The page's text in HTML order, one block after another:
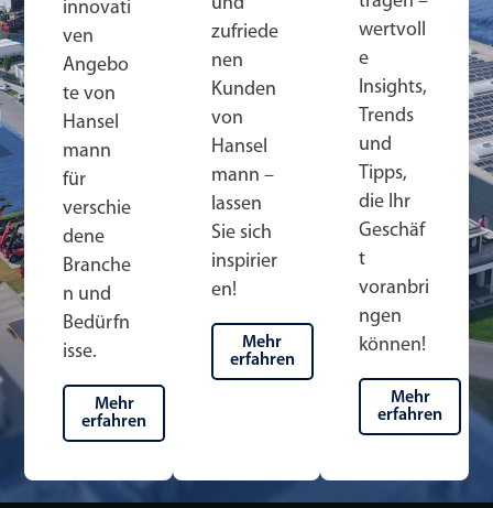
innovati
ven
Angebo
te von
Hansel
mann
für
verschie
dene
Branche
n und
Bedürfn
isse.
Mehr
erfahren
zufriede
nen
Kunden
von
Hansel
mann –
lassen
Sie sich
inspirier
en!
Mehr
erfahren
wertvoll
e
Insights,
Trends
und
Tipps,
die Ihr
Geschäf
t
voranbri
ngen
können!
Mehr
erfahren